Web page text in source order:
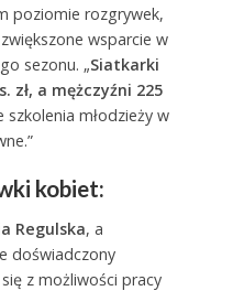
poziomie rozgrywek,
wsparcie w
sezonu. „Siatkarki
zł, a mężczyźni 225
szkolenia młodzieży w
kobiet:
Regulska, a
doświadczony
z możliwości pracy